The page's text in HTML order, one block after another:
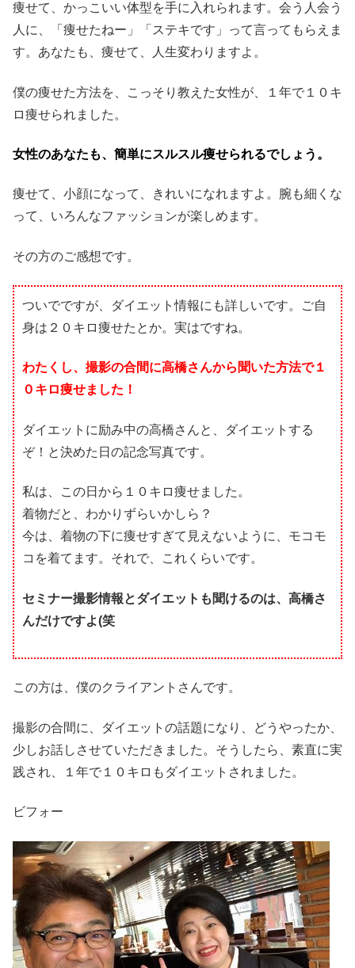
痩せて、かっこいい体型を手に入れられます。会う人会う
人に、「痩せたねー」「ステキです」って言ってもらえま
す。あなたも、痩せて、人生変わりますよ。
僕の痩せた方法を、こっそり教えた女性が、１年で１０キ
ロ痩せられました。
女性のあなたも、簡単にスルスル痩せられるでしょう。
痩せて、小顔になって、きれいになれますよ。腕も細くな
って、いろんなファッションが楽しめます。
その方のご感想です。
ついでですが、ダイエット情報にも詳しいです。ご自
身は２０キロ痩せたとか。実はですね。
わたくし、撮影の合間に高橋さんから聞いた方法で１
０キロ痩せました！
ダイエットに励み中の高橋さんと、ダイエットする
ぞ！と決めた日の記念写真です。
私は、この日から１０キロ痩せました。
着物だと、わかりずらいかしら？
今は、着物の下に痩せすぎて見えないように、モコモ
コを着てます。それで、これくらいです。
セミナー撮影情報とダイエットも聞けるのは、高橋さ
んだけですよ(笑
この方は、僕のクライアントさんです。
撮影の合間に、ダイエットの話題になり、どうやったか、
少しお話しさせていただきました。そうしたら、素直に実
践され、１年で１０キロもダイエットされました。
ビフォー